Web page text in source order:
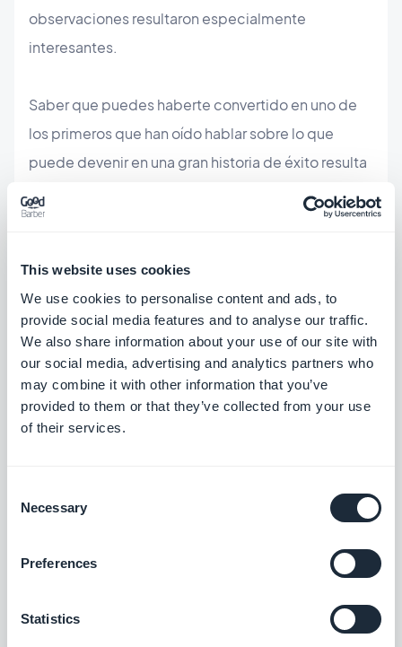
This website uses cookies
We use cookies to personalise content and ads, to
provide social media features and to analyse our traffic.
We also share information about your use of our site with
our social media, advertising and analytics partners who
may combine it with other information that you’ve
provided to them or that they’ve collected from your use
of their services.
Selection
Necessary
Preferences
Statistics
observaciones resultaron especialmente
interesantes.
Saber que puedes haberte convertido en uno de
los primeros que han oído hablar sobre lo que
puede devenir en una gran historia de éxito resulta
repleto de historias con las que emocionarse:
hasta drones para inspeccionar o incluso los más
novedosos desarrollos en apps de salud y las ideas
más innovadoras del sector de las finanzas. Sería
imposible el decidirme sobre qué me sorprendió
más – a pesar de que estoy contento de afirmar
que, a juzgar por los rumores que rodeaban nuestro
asistentes!
Comentario de Katrina Bertacci:
Justo acabamos de regresar del Web Summit.